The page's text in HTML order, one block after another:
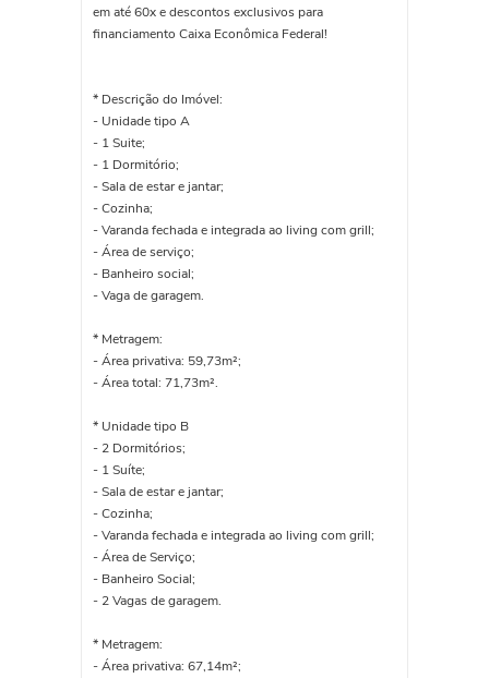
em até 60x e descontos exclusivos para
financiamento Caixa Econômica Federal!
* Descrição do Imóvel:
- Unidade tipo A
- 1 Suite;
- 1 Dormitório;
- Sala de estar e jantar;
- Cozinha;
- Varanda fechada e integrada ao living com grill;
- Área de serviço;
- Banheiro social;
- Vaga de garagem.
* Metragem:
- Área privativa: 59,73m²;
- Área total: 71,73m².
* Unidade tipo B
- 2 Dormitórios;
- 1 Suíte;
- Sala de estar e jantar;
- Cozinha;
- Varanda fechada e integrada ao living com grill;
- Área de Serviço;
- Banheiro Social;
- 2 Vagas de garagem.
* Metragem:
- Área privativa: 67,14m²;